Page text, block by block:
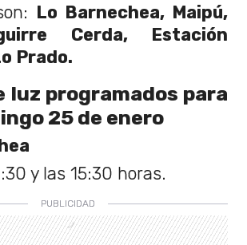
Lo Barnechea, Maipú,
Cerda, Estación
Prado.
luz programados para
25 de enero
y las 15:30 horas.